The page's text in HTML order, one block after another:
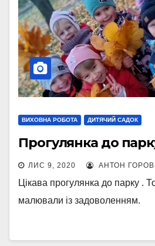
ВИХОВНА РОБОТА ДИТЯЧИЙ САДОК
Прогулянка до
ЛИС 9, 2020 АНТОН
Цікава прогулянка до парку .
малювали із задоволенням.